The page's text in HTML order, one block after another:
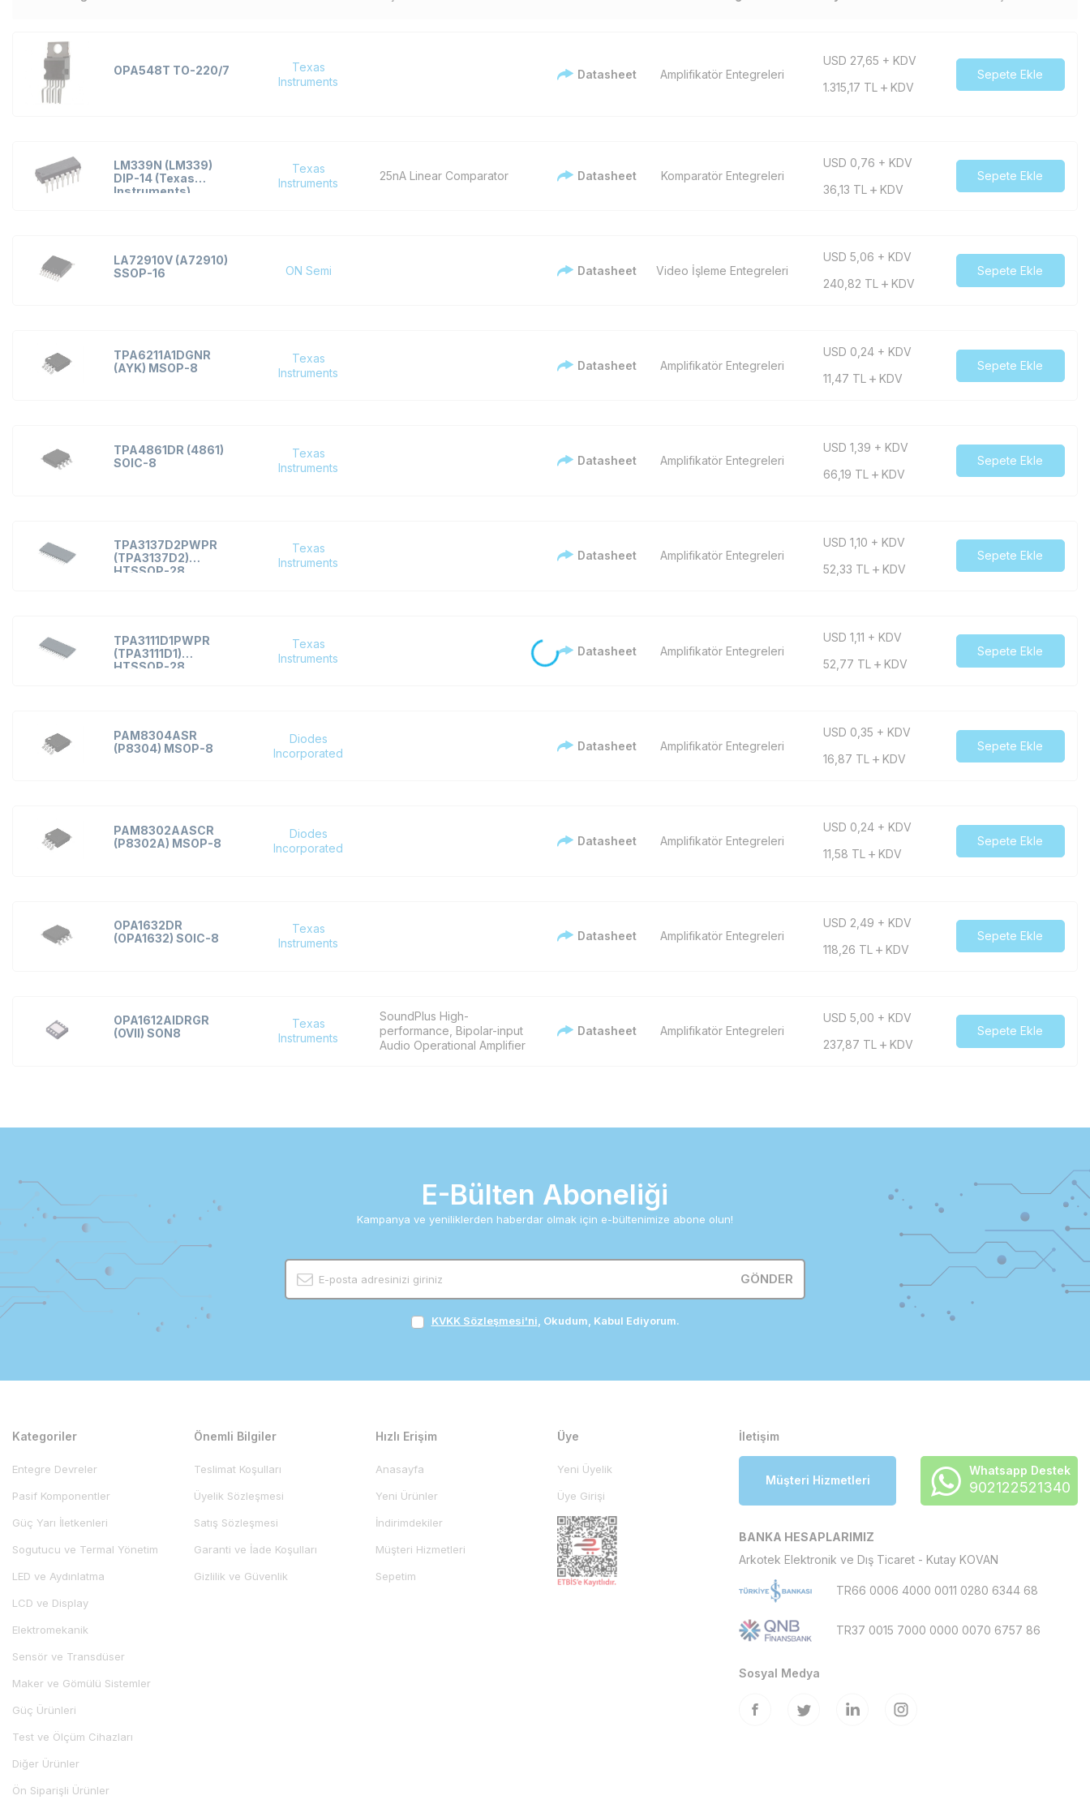
FUJI ELECTRIC
Microchip Technology
Motorola
ON Semi
Sanken
STMicroelectronics
Texas Instruments
UTC(Unisonic Tech)
Vishay Intertech
OPA548T TO-220/7
Texas
Instruments
Datasheet Amplifikatör Entegreleri
USD 27,65 + KDV
1.315,17 TL KDV
Sepete Ekle
LM339N (LM339)
DIP-14 (Texas
Instruments)
Texas
Instruments
25nA Linear Comparator Datasheet Komparatör Entegreleri
USD 0,76 + KDV
36,13 TL KDV
Sepete Ekle
LA72910V (A72910)
SSOP-16
ON Semi Datasheet Video İşleme Entegreleri
USD 5,06 + KDV
240,82 TL KDV
Sepete Ekle
TPA6211A1DGNR
(AYK) MSOP-8
Texas
Instruments
Datasheet Amplifikatör Entegreleri
USD 0,24 + KDV
11,47 TL KDV
Sepete Ekle
TPA4861DR (4861)
SOIC-8
Texas
Instruments
Datasheet Amplifikatör Entegreleri
USD 1,39 + KDV
66,19 TL KDV
Sepete Ekle
TPA3137D2PWPR
(TPA3137D2)
HTSSOP-28
Texas
Instruments
Datasheet Amplifikatör Entegreleri
USD 1,10 + KDV
52,33 TL KDV
Sepete Ekle
TPA3111D1PWPR
(TPA3111D1)
HTSSOP-28
Texas
Instruments
Datasheet Amplifikatör Entegreleri
USD 1,11 + KDV
52,77 TL KDV
Sepete Ekle
PAM8304ASR
(P8304) MSOP-8
Diodes
Incorporated
Datasheet Amplifikatör Entegreleri
USD 0,35 + KDV
16,87 TL KDV
Sepete Ekle
PAM8302AASCR
(P8302A) MSOP-8
Diodes
Incorporated
Datasheet Amplifikatör Entegreleri
USD 0,24 + KDV
11,58 TL KDV
Sepete Ekle
OPA1632DR
(OPA1632) SOIC-8
Texas
Instruments
Datasheet Amplifikatör Entegreleri
USD 2,49 + KDV
118,26 TL KDV
Sepete Ekle
OPA1612AIDRGR
(OVII) SON8
Texas
Instruments
SoundPlus High-
performance, Bipolar-input
Audio Operational Amplifier
Datasheet Amplifikatör Entegreleri
USD 5,00 + KDV
237,87 TL KDV
Sepete Ekle
E-Bülten Aboneliği
Kampanya ve yeniliklerden haberdar olmak için e-bültenimize abone olun!
GÖNDER
KVKK Sözleşmesi'ni , Okudum, Kabul Ediyorum.
Kategoriler
Entegre Devreler
Pasif Komponentler
Güç Yarı İletkenleri
Sogutucu ve Termal Yönetim
LED ve Aydınlatma
LCD ve Display
Elektromekanik
Sensör ve Transdüser
Maker ve Gömülü Sistemler
Güç Ürünleri
Test ve Ölçüm Cihazları
Diğer Ürünler
Ön Siparişli Ürünler
Önemli Bilgiler
Teslimat Koşulları
Üyelik Sözleşmesi
Satış Sözleşmesi
Garanti ve İade Koşulları
Gizlilik ve Güvenlik
Hızlı Erişim
Anasayfa
Yeni Ürünler
İndirimdekiler
Müşteri Hizmetleri
Sepetim
Üye
Yeni Üyelik
Üye Girişi
İletişim
Müşteri Hizmetleri
Whatsapp Destek
902122521340
BANKA HESAPLARIMIZ
Arkotek Elektronik ve Dış Ticaret - Kutay KOVAN
TR66 0006 4000 0011 0280 6344 68
TR37 0015 7000 0000 0070 6757 86
Sosyal Medya